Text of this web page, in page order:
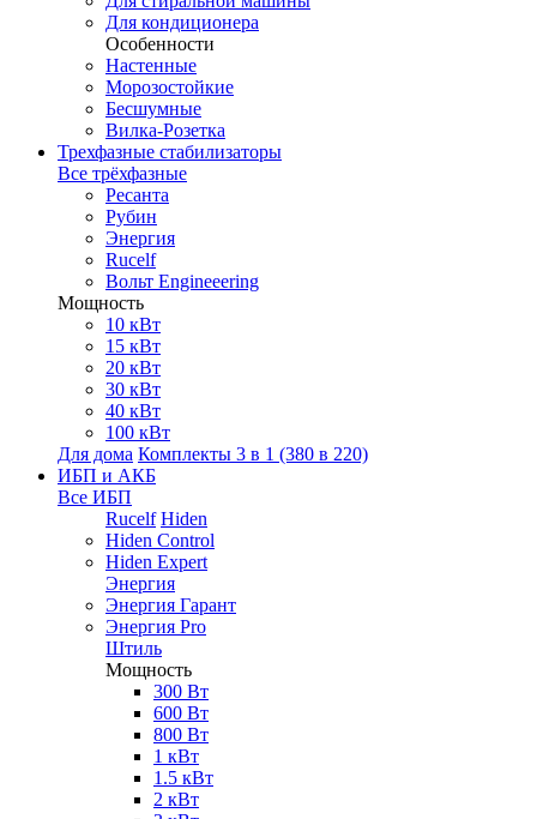
Для кондиционера
Особенности
Настенные
Морозостойкие
Бесшумные
Вилка-Розетка
Трехфазные стабилизаторы
Все трёхфазные
Ресанта
Рубин
Энергия
Rucelf
Вольт Engineeering
Мощность
10 кВт
15 кВт
20 кВт
30 кВт
40 кВт
100 кВт
Для дома Комплекты 3 в 1 (380 в 220)
ИБП и АКБ
Все ИБП
Rucelf Hiden
Hiden Control
Hiden Expert
Энергия
Энергия Гарант
Энергия Pro
Штиль
Мощность
300 Вт
600 Вт
800 Вт
1 кВт
1.5 кВт
2 кВт